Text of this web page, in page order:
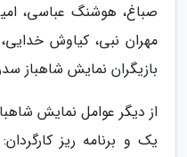
صباغ، هوشنگ عباسی،
مهران نبی، کیاوش
بازیگران نمایش شاهباز
از دیگر عوامل نمایش
یک و برنامه ریز